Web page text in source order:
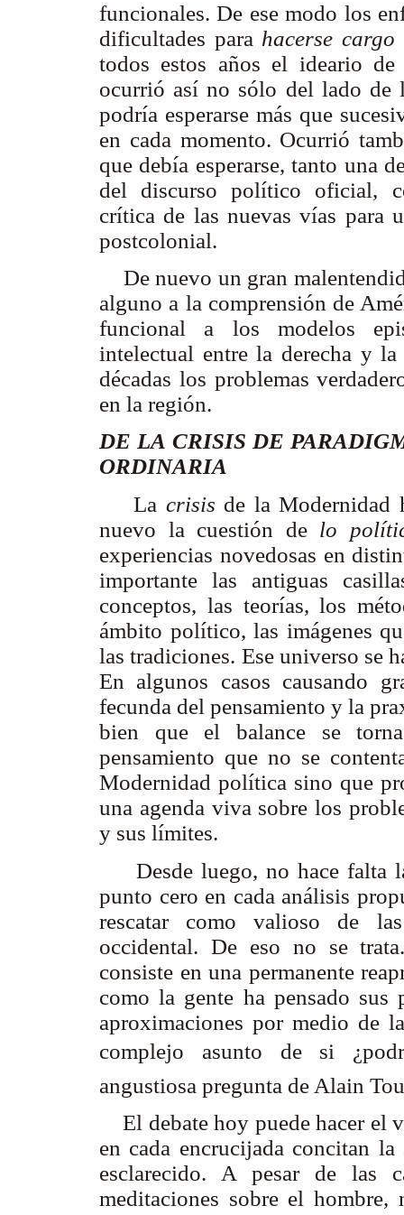
funcionales. De ese modo los
dificultades para hacerse cargo
todos estos años el ideario
ocurrió así no sólo del lado de
podría esperarse más que
en cada momento. Ocurrió
que debía esperarse, tanto una
del discurso político oficial,
crítica de las nuevas vías para
postcolonial.
De nuevo un gran
alguno a la comprensión de
funcional a los modelos
intelectual entre la derecha y la
décadas los problemas
en la región.
DE LA CRISIS DE
ORDINARIA
La crisis de la Modernidad
nuevo la cuestión de lo
experiencias novedosas en
importante las antiguas
conceptos, las teorías, los
ámbito político, las imágenes
las tradiciones. Ese universo se
En algunos casos causando
fecunda del pensamiento y la
bien que el balance se
pensamiento que no se
Modernidad política sino que
una agenda viva sobre los
y sus límites.
Desde luego, no hace falta
punto cero en cada análisis
rescatar como valioso de
occidental. De eso no se
consiste en una permanente
como la gente ha pensado
aproximaciones por medio de
complejo asunto de si
angustiosa pregunta de Alain
El debate hoy puede hacer el
en cada encrucijada concitan
esclarecido. A pesar de las
meditaciones sobre el